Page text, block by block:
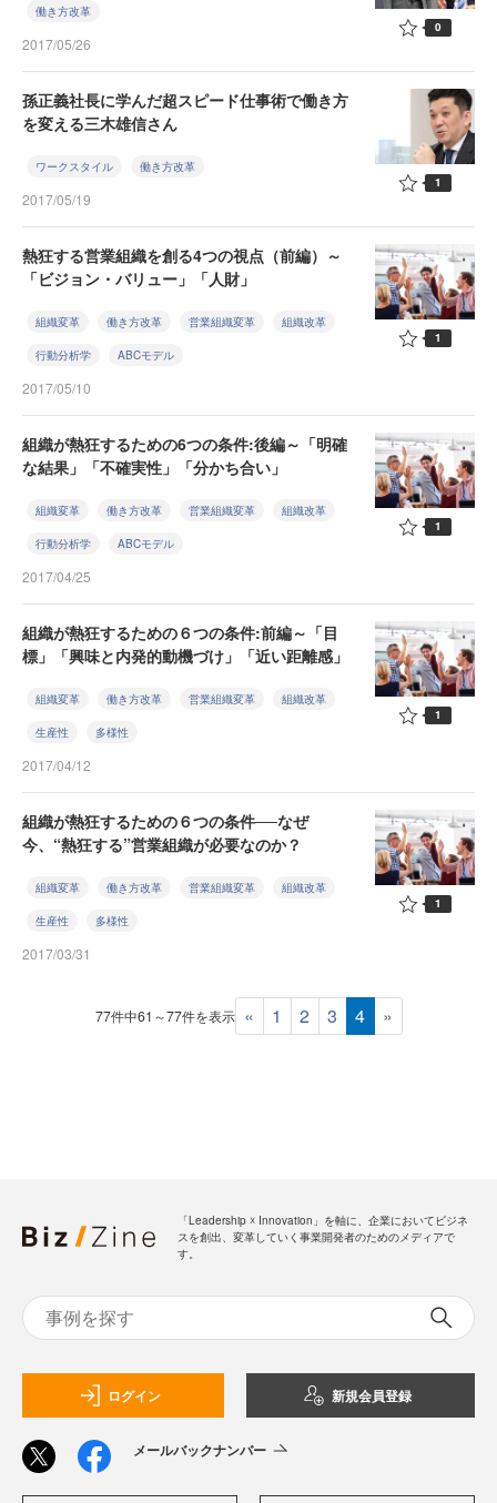
働き方改革
2017/05/26
0
孫正義社長に学んだ超スピード仕事術で働き方
を変える三木雄信さん
ワークスタイル 働き方改革
2017/05/19
1
熱狂する営業組織を創る4つの視点（前編）～
「ビジョン・バリュー」「人財」
組織変革 働き方改革 営業組織変革 組織改革
行動分析学 ABCモデル
2017/05/10
1
組織が熱狂するための6つの条件:後編～「明確
な結果」「不確実性」「分かち合い」
組織変革 働き方改革 営業組織変革 組織改革
行動分析学 ABCモデル
2017/04/25
1
組織が熱狂するための６つの条件:前編～「目
標」「興味と内発的動機づけ」「近い距離感」
組織変革 働き方改革 営業組織変革 組織改革
生産性 多様性
2017/04/12
1
組織が熱狂するための６つの条件──なぜ
今、“熱狂する”営業組織が必要なのか？
組織変革 働き方改革 営業組織変革 組織改革
生産性 多様性
2017/03/31
1
77件中61～77件を表示 « 1 2 3 4 »
「Leadership ☓ Innovation」を軸に、企業においてビジネ
スを創出、変革していく事業開発者のためのメディアで
す。
ログイン 新規会員登録
メールバックナンバー